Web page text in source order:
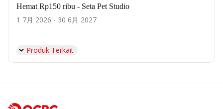
Hemat Rp150 ribu - Seta Pet Studio
1 7月 2026 - 30 6月 2027
Produk Terkait